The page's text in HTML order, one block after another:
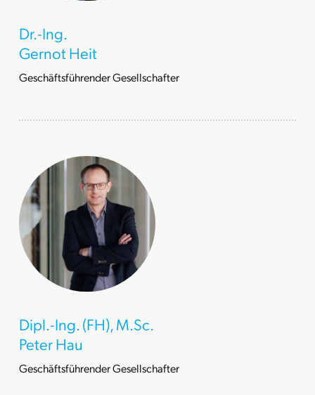
Dr.-Ing.
Gernot Heit
Geschäftsführender Gesellschafter
Dipl.-Ing. (FH), M.Sc.
Peter Hau
Geschäftsführender Gesellschafter